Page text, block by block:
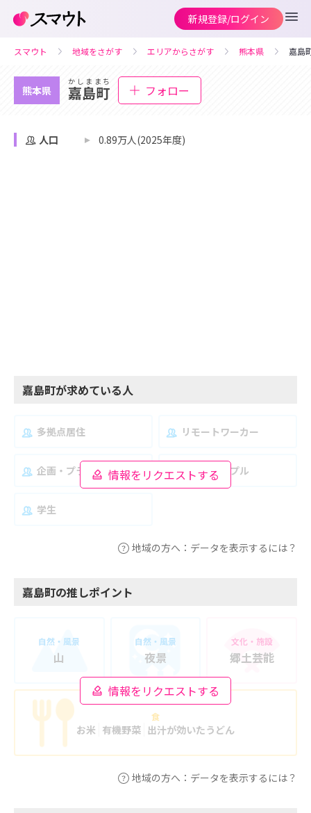
新規登録/ログイン
スマウト 地域をさがす エリアからさがす 熊本県 嘉島
熊本県
かしままち
嘉島町 フォロー
人口 0.89万人(2025年度)
嘉島町が求めている人
情報をリクエストする
多拠点居住 リモートワーカー
企画・プランナー 夫婦・カップル
学生
地域の方へ：データを表示するには？
嘉島町の推しポイント
情報をリクエストする
自然・風景
山
自然・風景
夜景
文化・施設
郷土芸能
食
お米 有機野菜 出汁が効いたうどん
地域の方へ：データを表示するには？